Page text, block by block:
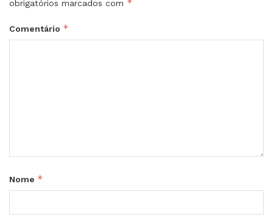
obrigatórios marcados com *
Comentário *
Nome *